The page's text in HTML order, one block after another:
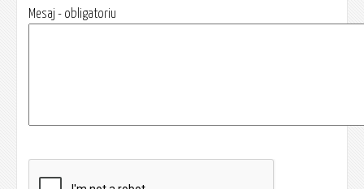
Mesaj - obligatoriu